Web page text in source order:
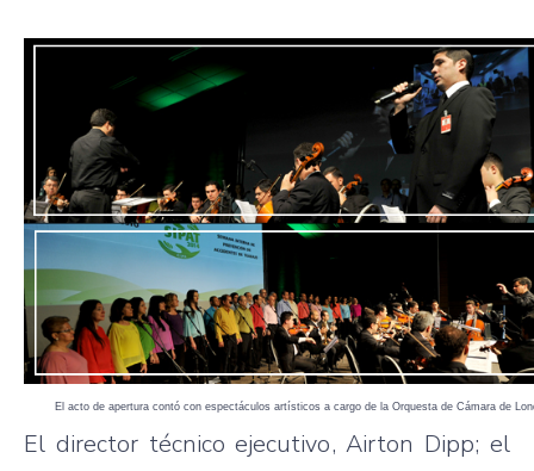
El acto de apertura contó con espectáculos artísticos a cargo de la Orquesta de Cámara de
El director técnico ejecutivo, Airton Dipp; el